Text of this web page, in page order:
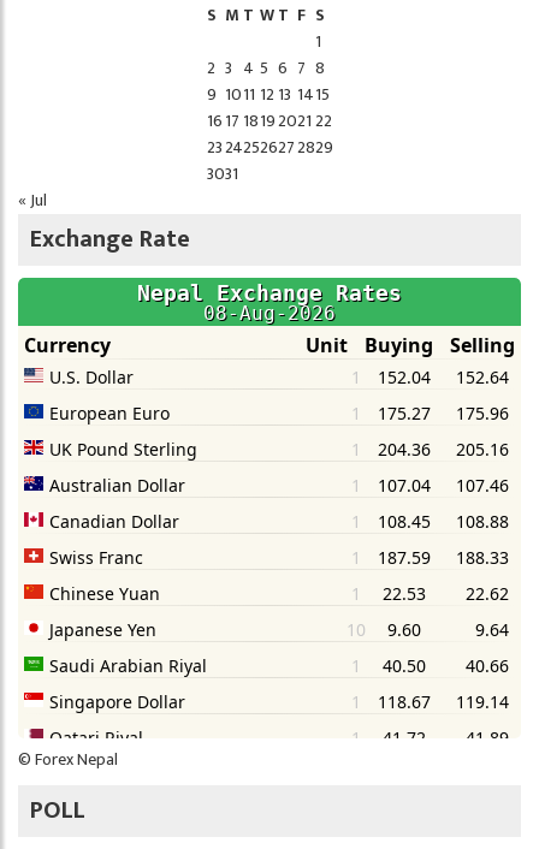
S M T WT F S
1
2 3 4 5 6 7 8
9 1011 12 13 1415
1617 1819202122
23242526272829
3031
« Jul
Exchange Rate
©Forex Nepal
POLL